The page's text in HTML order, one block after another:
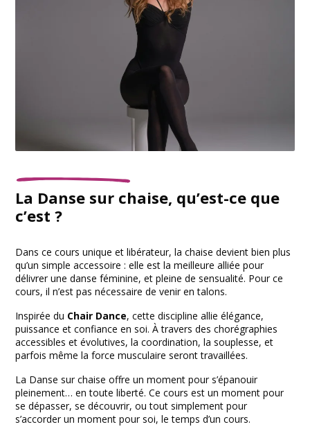
La Danse sur chaise, qu’est-ce que
c’est ?
Dans ce cours unique et libérateur, la chaise devient bien plus
qu’un simple accessoire : elle est la meilleure alliée pour
délivrer une danse féminine, et pleine de sensualité. Pour ce
cours, il n’est pas nécessaire de venir en talons.
Inspirée du Chair Dance, cette discipline allie élégance,
puissance et confiance en soi. À travers des chorégraphies
accessibles et évolutives, la coordination, la souplesse, et
parfois même la force musculaire seront travaillées.
La Danse sur chaise offre un moment pour s’épanouir
pleinement… en toute liberté. Ce cours est un moment pour
se dépasser, se découvrir, ou tout simplement pour
s’accorder un moment pour soi, le temps d’un cours.